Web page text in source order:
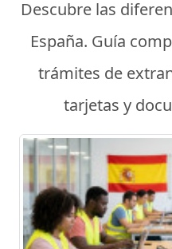
Descubre las
España. Guía
trámites de
tarjetas y